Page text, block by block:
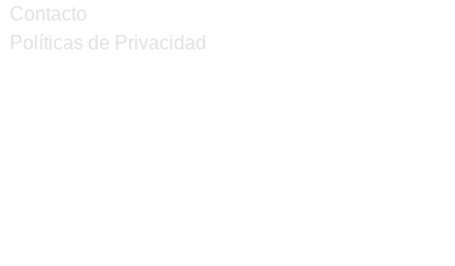
Contacto
Políticas de Privacidad